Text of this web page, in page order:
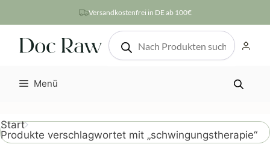
Inhalt
springen
Versandkostenfrei in DE ab 100€
Products
search
Menü
Start
Produkte verschlagwortet mit „schwingungstherapie“